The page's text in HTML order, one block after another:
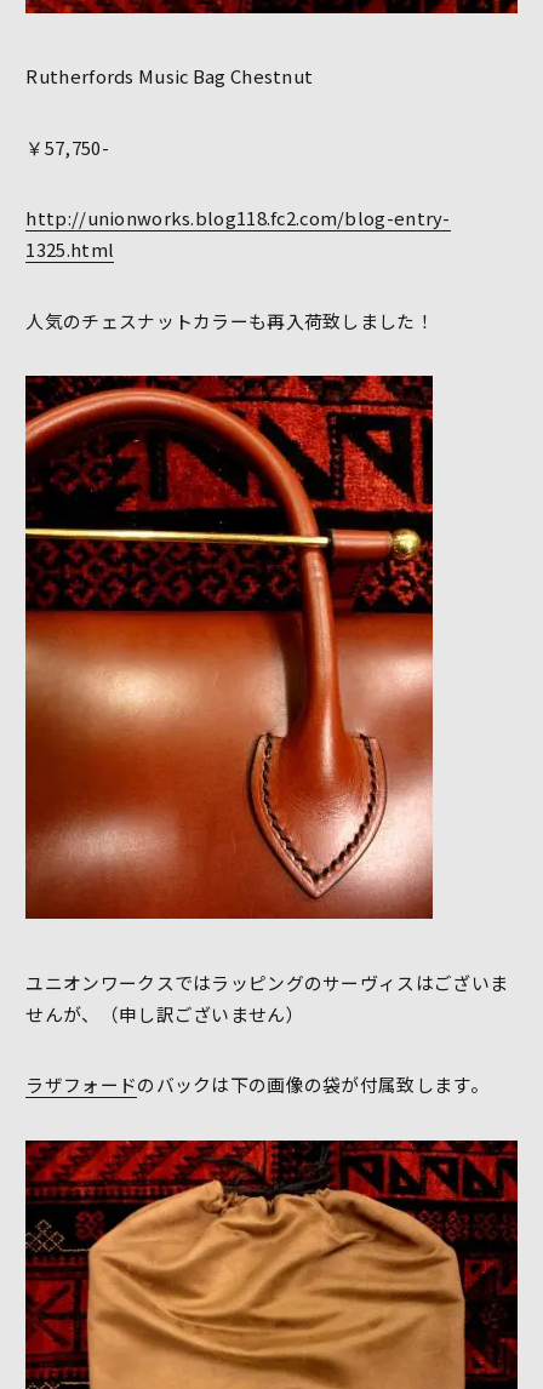
Rutherfords Music Bag Chestnut
￥57,750-
http://unionworks.blog118.fc2.com/blog-entry-
1325.html
人気のチェスナットカラーも再入荷致しました！
ユニオンワークスではラッピングのサーヴィスはございま
せんが、（申し訳ございません）
ラザフォードのバックは下の画像の袋が付属致します。